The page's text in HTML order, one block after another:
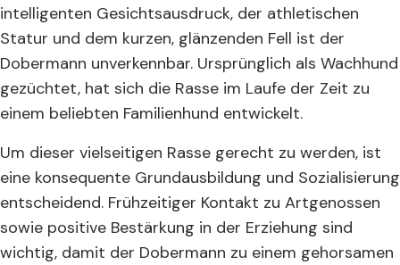
intelligenten Gesichtsausdruck, der athletischen
Statur und dem kurzen, glänzenden Fell ist der
Dobermann unverkennbar. Ursprünglich als Wachhund
gezüchtet, hat sich die Rasse im Laufe der Zeit zu
einem beliebten Familienhund entwickelt.
Um dieser vielseitigen Rasse gerecht zu werden, ist
eine konsequente Grundausbildung und Sozialisierung
entscheidend. Frühzeitiger Kontakt zu Artgenossen
sowie positive Bestärkung in der Erziehung sind
wichtig, damit der Dobermann zu einem gehorsamen